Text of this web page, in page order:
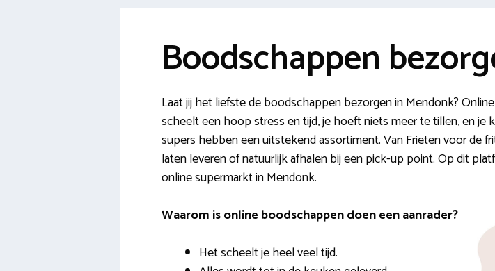
Boodschappen
Laat jij het liefste de boodschappen bezorgen in Mendonk?
scheelt een hoop stress en tijd, je hoeft niets meer te tillen, en
supers hebben een uitstekend assortiment. Van Frieten voor de
laten leveren of natuurlijk afhalen bij een pick-up point. Op dit
online supermarkt in Mendonk.
Waarom is online boodschappen doen een aanrader?
Het scheelt je heel veel tijd.